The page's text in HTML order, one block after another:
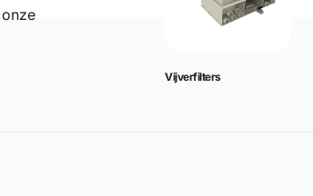
Vijverfilters